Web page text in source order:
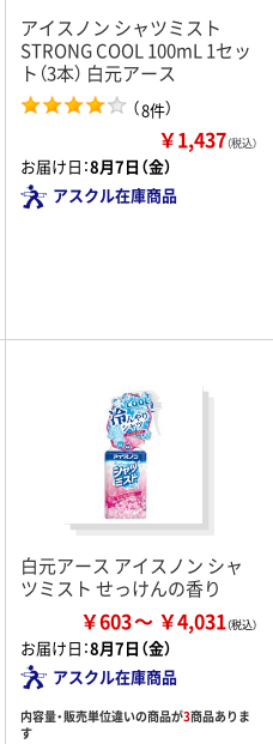
アイスノン シャツミスト
STRONG COOL 100mL 1セッ
ト（3本） 白元アース
（8件）
￥1,437（税込）
お届け日：8月7日（金）
アスクル在庫商品
白元アース アイスノン シャ
ツミスト せっけんの香り
￥603 ￥4,031
お届け日：8月7日（金）
アスクル在庫商品
内容量・販売単位違いの商品が3商品ありま
す